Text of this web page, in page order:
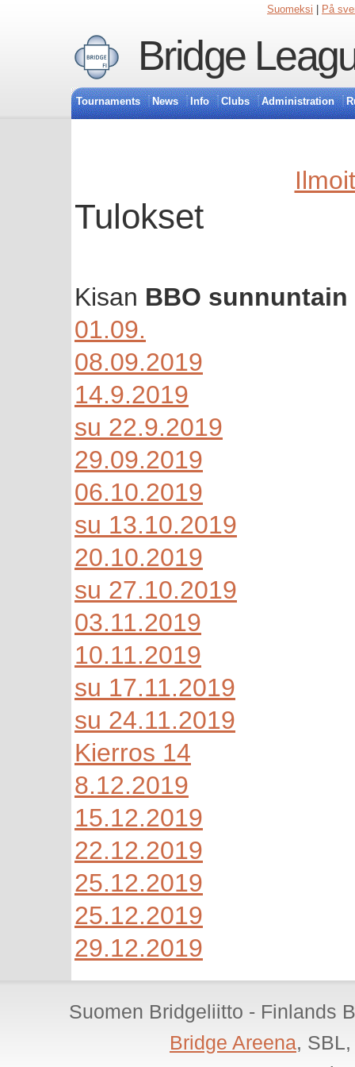
Suomeksi På
Bridge
Tournaments News Info Clubs Administration
Tulokset
Kisan BBO
01.09.
08.09.2019
14.9.2019
su 22.9.2019
29.09.2019
06.10.2019
su 13.10.2019
20.10.2019
su 27.10.2019
03.11.2019
10.11.2019
su 17.11.2019
su 24.11.2019
Kierros 14
8.12.2019
15.12.2019
22.12.2019
25.12.2019
25.12.2019
29.12.2019
Suomen Bridgeliitto - Finlands
Bridge Areena,